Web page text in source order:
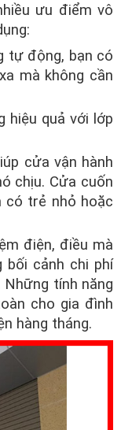
ưu điểm vô
tự động, bạn có
mà không cần
hiệu quả với lớp
cửa vận hành
chịu. Cửa cuốn
có trẻ nhỏ hoặc
điện, điều mà
cảnh chi phí
tính năng
cho gia đình
hàng tháng.